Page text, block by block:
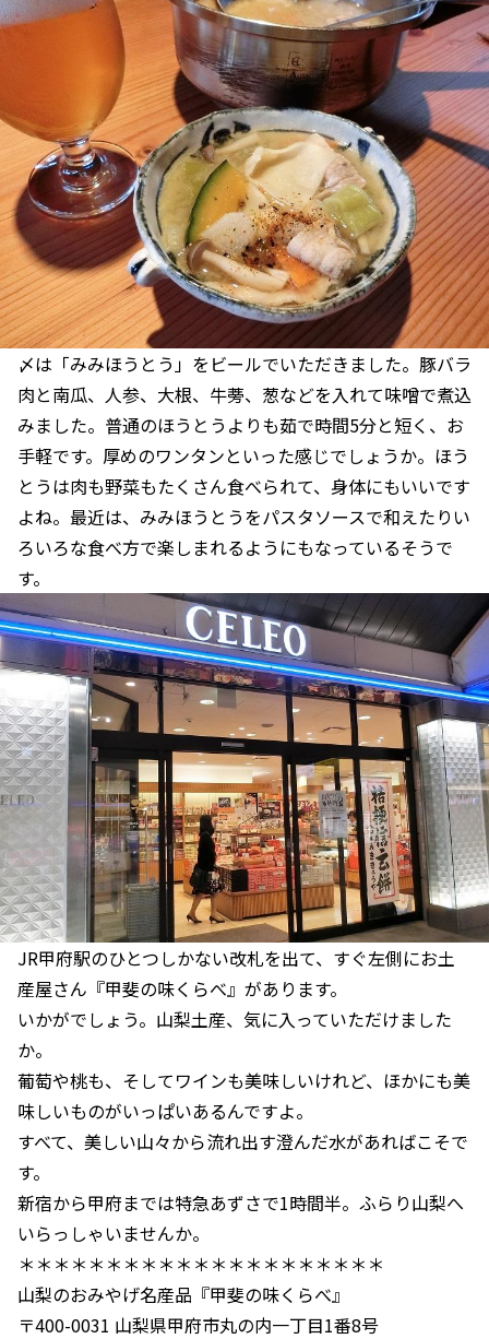
〆は「みみほうとう」をビールでいただきました。豚バラ
肉と南瓜、人参、大根、牛蒡、葱などを入れて味噌で煮込
みました。普通のほうとうよりも茹で時間5分と短く、お
手軽です。厚めのワンタンといった感じでしょうか。ほう
とうは肉も野菜もたくさん食べられて、身体にもいいです
よね。最近は、みみほうとうをパスタソースで和えたりい
ろいろな食べ方で楽しまれるようにもなっているそうで
す。
JR甲府駅のひとつしかない改札を出て、すぐ左側にお土
産屋さん『甲斐の味くらべ』があります。
いかがでしょう。山梨土産、気に入っていただけました
か。
葡萄や桃も、そしてワインも美味しいけれど、ほかにも美
味しいものがいっぱいあるんですよ。
すべて、美しい山々から流れ出す澄んだ水があればこそで
す。
新宿から甲府までは特急あずさで1時間半。ふらり山梨へ
いらっしゃいませんか。
＊＊＊＊＊＊＊＊＊＊＊＊＊＊＊＊＊＊＊＊＊
山梨のおみやげ名産品『甲斐の味くらべ』
〒400-0031 山梨県甲府市丸の内一丁目1番8号